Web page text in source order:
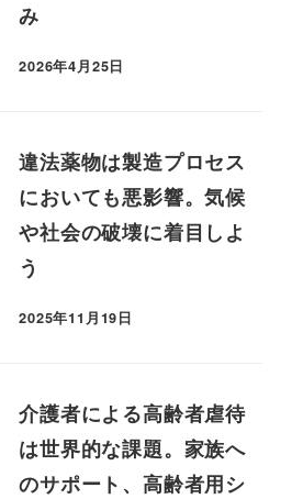
み
2026年4月25日
違法薬物は製造プロセス
においても悪影響。気候
や社会の破壊に着目しよ
う
2025年11月19日
介護者による高齢者虐待
は世界的な課題。家族へ
のサポート、高齢者用シ